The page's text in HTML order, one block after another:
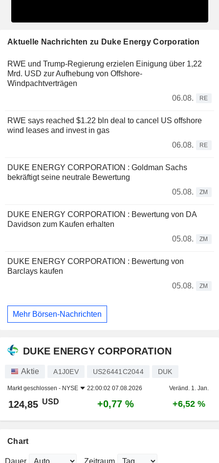
Aktuelle Nachrichten zu Duke Energy Corporation
RWE und Trump-Regierung erzielen Einigung über 1,22
Mrd. USD zur Aufhebung von Offshore-
Windpachtverträgen
06.08.
RE
RWE says reached $1.22 bln deal to cancel US offshore
wind leases and invest in gas
06.08.
RE
DUKE ENERGY CORPORATION : Goldman Sachs
bekräftigt seine neutrale Bewertung
05.08.
ZM
DUKE ENERGY CORPORATION : Bewertung von DA
Davidson zum Kaufen erhalten
05.08.
ZM
DUKE ENERGY CORPORATION : Bewertung von
Barclays kaufen
05.08.
ZM
Mehr Börsen-Nachrichten
DUKE ENERGY CORPORATION
Aktie A1J0EV US26441C2044 DUK
Markt geschlossen - NYSE 22:00:02 07.08.2026 Veränd. 1. Jan.
124,85 USD +0,77 % +6,52 %
Chart